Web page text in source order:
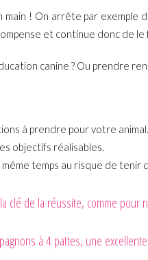
! On arrête par exemple
et continue donc de le
canine ? Ou prendre
à prendre pour votre animal.
objectifs réalisables.
temps au risque de
clé de la réussite, comme pour
à 4 pattes, une